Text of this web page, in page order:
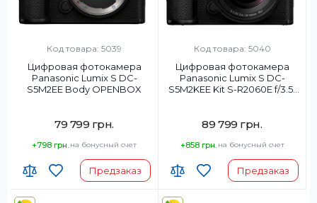
Код товара: 5039
Цифровая фотокамера
Panasonic Lumix S DC-
S5M2EE Body OPENBOX
79 799 грн.
+798 грн. на бонусный счет
Предзаказ
Код товара: 5040
Цифровая фотокамера
Panasonic Lumix S DC-
S5M2KEE Kit S-R2060E f/3.5-
89 799 грн.
+858 грн. на бонусный счет
Предзаказ